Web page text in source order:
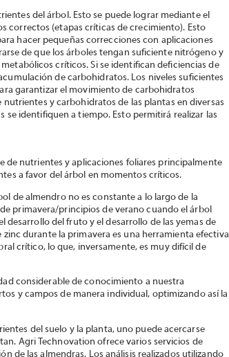
del árbol. Esto se puede lograr mediante el
correctos (etapas críticas de crecimiento). Esto
hacer pequeñas correcciones con aplicaciones
de que los árboles tengan suficiente nitrógeno y
críticos. Si se identifican deficiencias de
de carbohidratos. Los niveles suficientes
garantizar el movimiento de carbohidratos
y carbohidratos de las plantas en diversas
se identifiquen a tiempo. Esto permitirá realizar las
de nutrientes y aplicaciones foliares principalmente
a favor del árbol en momentos críticos.
de almendro no es constante a lo largo de la
primavera/principios de verano cuando el árbol
desarrollo del fruto y el desarrollo de las yemas de
durante la primavera es una herramienta efectiva
crítico, lo que, inversamente, es muy difícil de
considerable de conocimiento a nuestra
y campos de manera individual, optimizando así la
del suelo y la planta, uno puede acercarse
Agri Technovation ofrece varios servicios de
de las almendras. Los análisis realizados utilizando